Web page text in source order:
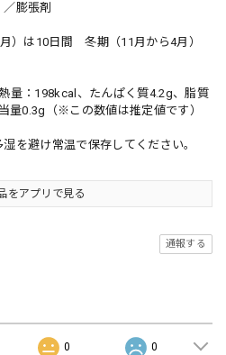
膨張剤
）は10日間 冬期（11月から4月）
量：198kcal、たんぱく質4.2g、脂質
量0.3g（※この数値は推定値です）
を避け常温で保存してください。
をアプリで見る
通報する
0 0